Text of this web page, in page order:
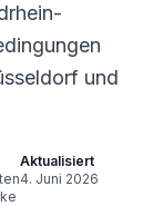
und
Aktualisiert
4. Juni 2026